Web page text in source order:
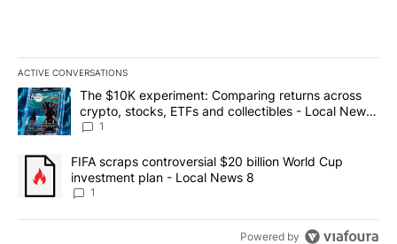
ACTIVE CONVERSATIONS
The following is a list of the most commented articles in the last
A trending article titled "The $10K experiment: Comparing
The $10K experiment: Comparing returns across
crypto, stocks, ETFs and collectibles - Local News
8
1
A trending article titled "FIFA scraps controversial $20 billion
FIFA scraps controversial $20 billion World Cup
investment plan - Local News 8
1
Powered by